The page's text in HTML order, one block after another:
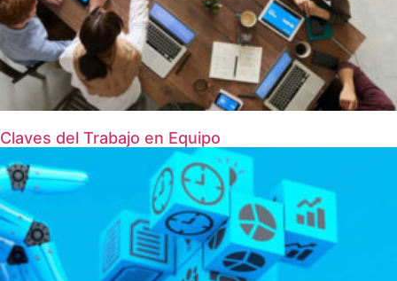
Claves del Trabajo en Equipo